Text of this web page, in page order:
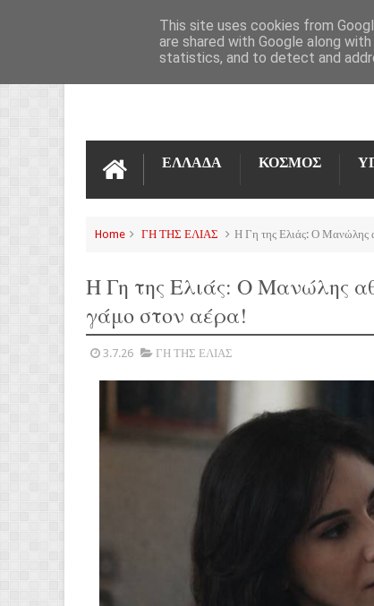
ΕΠΙΚΟΙΝΩΝΊΑ
ΕΛΛΑΔΑ ΚΟΣΜΟΣ
Home ΓΗ ΤΗΣ ΕΛΙΑΣ Η Γη της Ελιάς: Ο Μανώλης
Η Γη της Ελιάς: Ο Μανώλης
γάμο στον αέρα!
3.7.26 ΓΗ ΤΗΣ ΕΛΙΑΣ
This site uses cookies from
are shared with Google along
statistics, and to detect and